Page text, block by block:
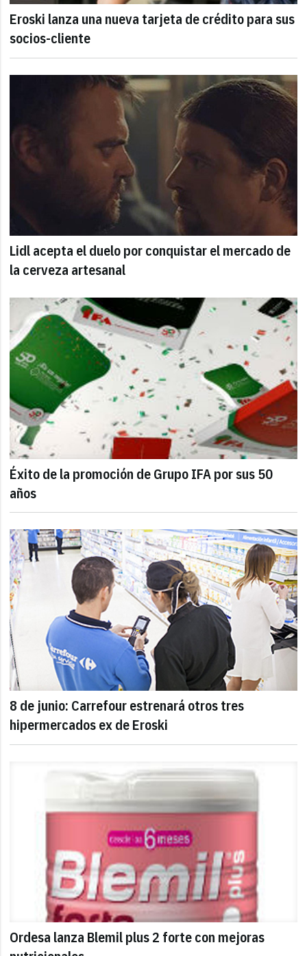
Eroski lanza una nueva tarjeta de crédito para sus
socios-cliente
Lidl acepta el duelo por conquistar el mercado de
la cerveza artesanal
Éxito de la promoción de Grupo IFA por sus 50
años
8 de junio: Carrefour estrenará otros tres
hipermercados ex de Eroski
Ordesa lanza Blemil plus 2 forte con mejoras